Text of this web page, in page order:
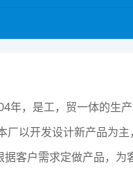
年，是工，贸一体的生
以开发设计新产品为
客户需求定做产品，为